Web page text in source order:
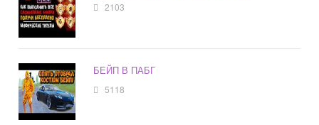
2103
БЕЙП В ПАБГ
5118